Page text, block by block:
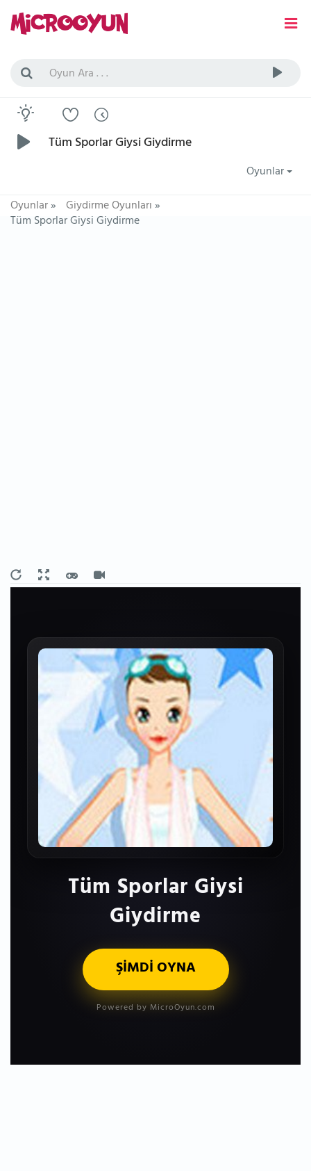
Tüm Sporlar Giysi Giydirme
Oyunlar
Oyunlar» Giydirme Oyunları»
Tüm Sporlar Giysi Giydirme
Tüm Sporlar Giysi
Giydirme
ŞİMDİ OYNA
Powered by MicroOyun.com